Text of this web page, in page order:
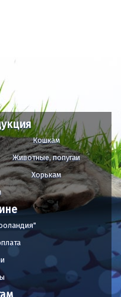
Кошкам
Животные, попугаи
Хорькам